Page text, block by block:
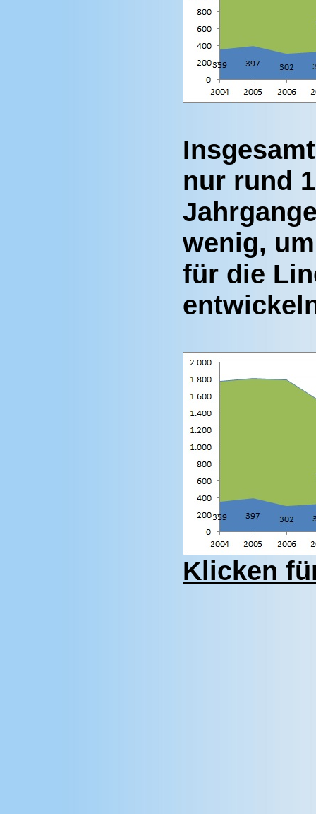
nur rund
wenig,
für die
Klicken